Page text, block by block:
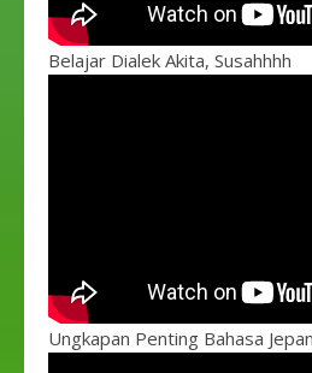
Belajar Dialek Akita, Susahhhh
Ungkapan Penting Bahasa